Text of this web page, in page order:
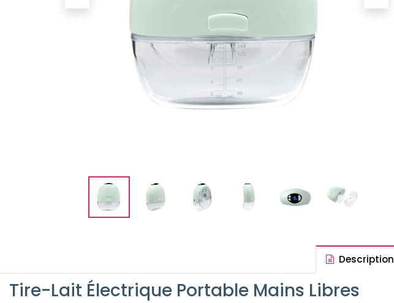
Description
Tire-Lait Électrique Portable Mains Libres